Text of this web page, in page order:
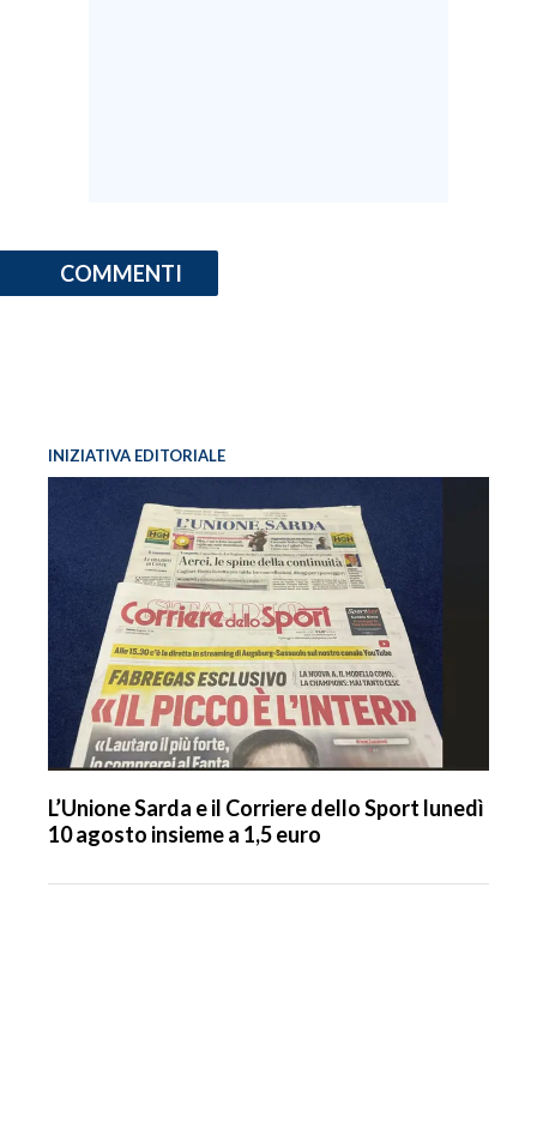
COMMENTI
INIZIATIVA EDITORIALE
L’Unione Sarda e il Corriere dello Sport lunedì
10 agosto insieme a 1,5 euro